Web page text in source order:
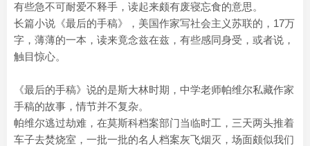
有些急不可耐爱不释手，读起来颇有废寝忘食的意思。
长篇小说《最后的手稿》，美国作家写社会主义苏联的，17万
字，薄薄的一本，读来竟念兹在兹，有些感同身受，或者说，
触目惊心。
《最后的手稿》说的是斯大林时期，中学老师帕维尔私藏作家
手稿的故事，情节并不复杂。
帕维尔逃过劫难，在莫斯科档案部门当临时工，三天两头推着
车子去焚烧室，一批一批的名人档案灰飞烟灭，场面颇似我们